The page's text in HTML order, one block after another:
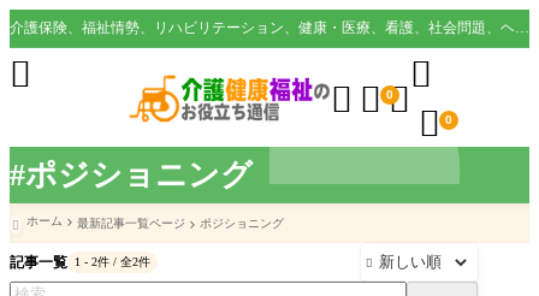
#ポジショニング
介護保険、福祉情勢、リハビリテーション、健康・医療、看護、社会問題、ヘルスケア業界など様々な切り口から役立つ情報を配信。
  0

 0

 ホーム 最新記事一覧ページ ポジショニング
記事一覧 1 - 2件 / 全2件 